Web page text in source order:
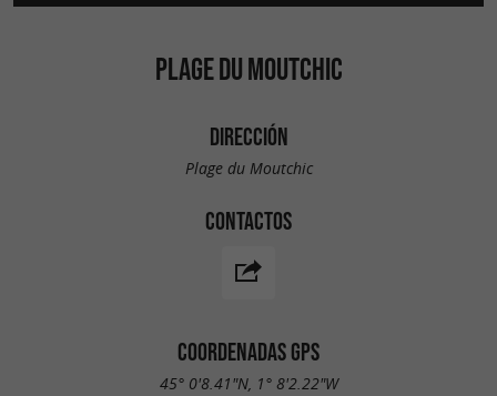
PLAGE DU MOUTCHIC
DIRECCIÓN
Plage du Moutchic
CONTACTOS
COORDENADAS GPS
45° 0'8.41"N, 1° 8'2.22"W